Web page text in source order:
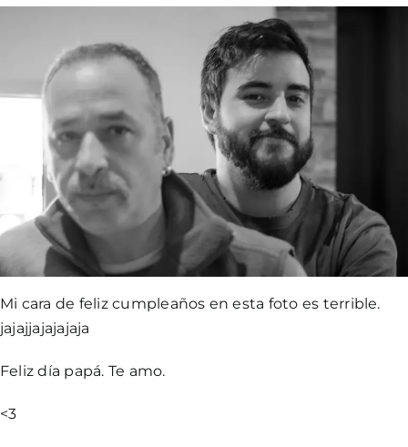
Mi cara de feliz cumpleaños en esta foto es terrible.
jajajjajajajaja
Feliz día papá. Te amo.
<3